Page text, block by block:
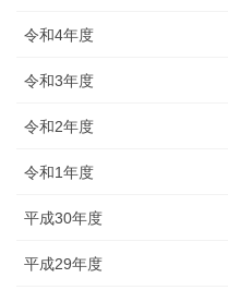
令和4年度
令和3年度
令和2年度
令和1年度
平成30年度
平成29年度